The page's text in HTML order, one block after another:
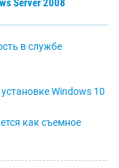
Server 2008
в службе
Windows 10
как съемное